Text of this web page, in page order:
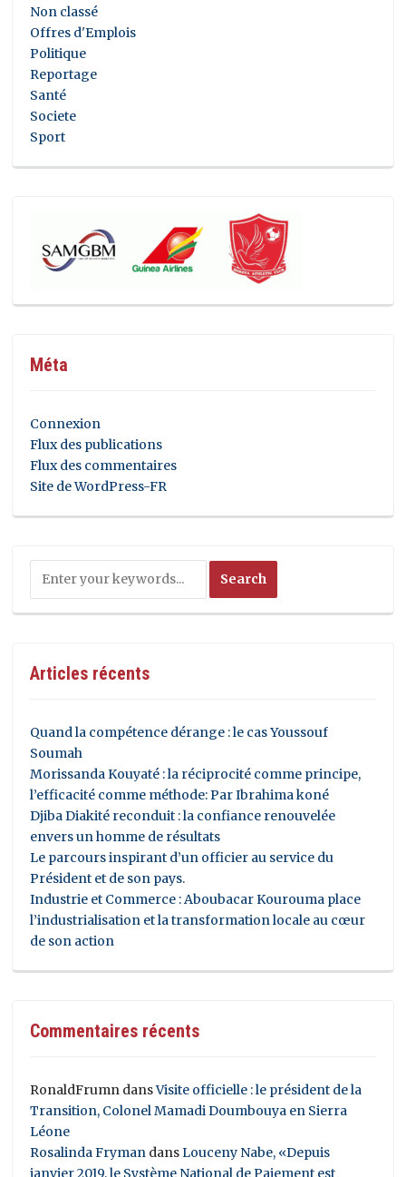
Non classé
Offres d'Emplois
Politique
Reportage
Santé
Societe
Sport
Méta
Connexion
Flux des publications
Flux des commentaires
Site de WordPress-FR
Articles récents
Quand la compétence dérange : le cas Youssouf
Soumah
Morissanda Kouyaté : la réciprocité comme principe,
l’efficacité comme méthode: Par Ibrahima koné
Djiba Diakité reconduit : la confiance renouvelée
envers un homme de résultats
Le parcours inspirant d’un officier au service du
Président et de son pays.
Industrie et Commerce : Aboubacar Kourouma place
l’industrialisation et la transformation locale au cœur
de son action
Commentaires récents
RonaldFrumn dansVisite officielle : le président de la
Transition, Colonel Mamadi Doumbouya en Sierra
Léone
Rosalinda Fryman dansLouceny Nabe, «Depuis
janvier 2019, le Système National de Paiement est